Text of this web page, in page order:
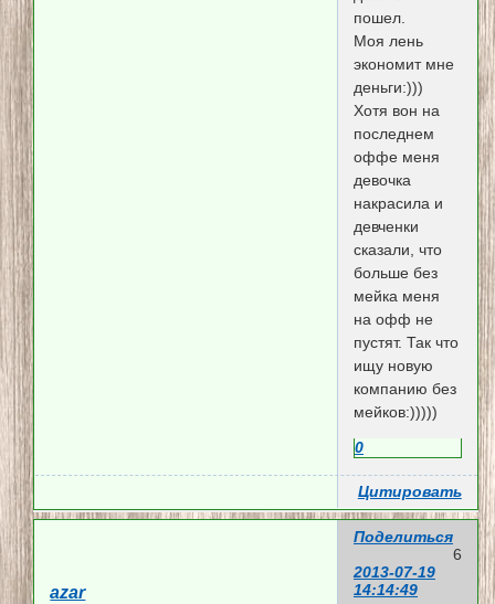
пошел.
Моя лень
экономит мне
деньги:)))
Хотя вон на
последнем
оффе меня
девочка
накрасила и
девченки
сказали, что
больше без
мейка меня
на офф не
пустят. Так что
ищу новую
компанию без
мейков:)))))
0
Цитировать
Поделиться
6
2013-07-19
14:14:49
azar